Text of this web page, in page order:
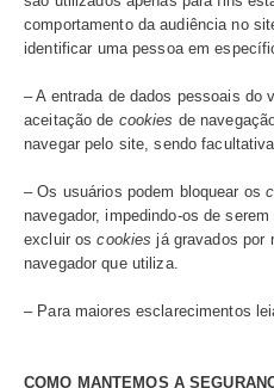
– Atender as suas
– Valorizar o tratamento
Sabemos o quanto é
dados de menores. Por